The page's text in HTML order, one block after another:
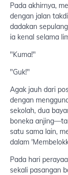
Pada akhirnya,
dengan jalan
dadakan
ia kenal selama
"Kuma!"
"Guk!"
Agak jauh dari
dengan
sekolah, dua
boneka
satu sama lain,
dalam
Pada hari
sekali pasangan